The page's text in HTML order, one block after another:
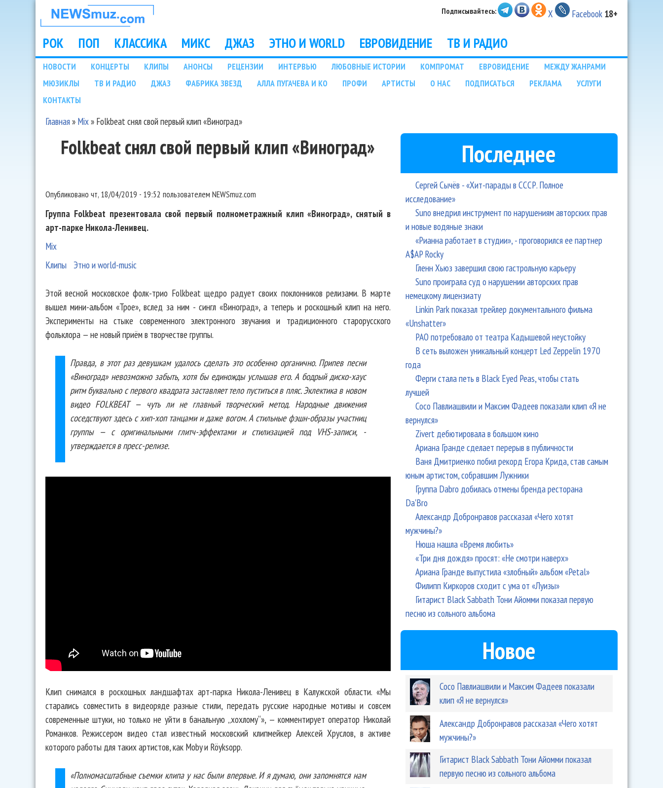
НОВОСТИ
МУЗЫКИ И
ШОУ БИЗНЕСА
NEWSMUZ.COM
Подписывайтесь: X Facebook 18+
Main menu
РОК ПОП КЛАССИКА МИКС ДЖАЗ ЭТНО И WORLD ЕВРОВИДЕНИЕ ТВ И РАДИО
Подразделы
НОВОСТИ КОНЦЕРТЫ КЛИПЫ АНОНСЫ РЕЦЕНЗИИ ИНТЕРВЬЮ ЛЮБОВНЫЕ ИСТОРИИ КОМПРОМАТ ЕВРОВИДЕНИЕ
МЕЖДУ ЖАНРАМИ
МЮЗИКЛЫ
ТВ И РАДИО ДЖАЗ ФАБРИКА ЗВЕЗД АЛЛА ПУГАЧЕВА И КО ПРОФИ АРТИСТЫ О НАС ПОДПИСАТЬСЯ РЕКЛАМА
УСЛУГИ
КОНТАКТЫ
Главная» Mix» Folkbeat снял свой первый клип «Виноград»
Folkbeat снял свой первый клип «Виноград»
Опубликовано чт, 18/04/2019 - 19:52 пользователем NEWSmuz.com
Группа Folkbeat презентовала свой первый полнометражный клип «Виноград», снятый в
арт-парке Никола-Ленивец.
Mix
Клипы Этно и world-music
Этой весной московское фолк-трио Folkbeat щедро радует своих поклонников релизами. В марте
вышел мини-альбом «Трое», вслед за ним - сингл «Виноград», а теперь и роскошный клип на него.
Эксперименты на стыке современного электронного звучания и традиционного старорусского
фольклора — не новый приём в творчестве группы.
Правда, в этот раз девушкам удалось сделать это особенно органично. Припев песни
«Виноград» невозможно забыть, хотя бы единожды услышав его. А бодрый диско-хаус
ритм буквально с первого квадрата заставляет тело пуститься в пляс. Эклектика в новом
видео FOLKBEAT — чуть ли не главный творческий метод. Народные движения
соседствуют здесь с хип-хоп танцами и даже вогом. А стильные фэшн-образы участниц
группы — с оригинальными глитч-эффектами и стилизацией под VHS-записи, -
утверждается в пресс-релизе.
Клип снимался в роскошных ландшафтах арт-парка Никола-Ленивец в Калужской области. «Мы
старались совместить в видеоряде разные стили, передать русские народные мотивы и совсем
современные штуки, но только не уйти в банальную „хохлому“», — комментирует оператор Николай
Романков. Режиссером видео стал известный московский клипмейкер Алексей Хруслов, в активе
которого работы для таких артистов, как Moby и Röyksopp.
«Полномасштабные съемки клипа у нас были впервые. И я думаю, они запомнятся нам
Последнее
Сергей Сычёв - «Хит-парады в СССР. Полное
исследование»
Suno внедрил инструмент по нарушениям авторских прав
и новые водяные знаки
«Рианна работает в студии», - проговорился ее партнер
A$AP Rocky
Гленн Хьюз завершил свою гастрольную карьеру
Suno проиграла суд о нарушении авторских прав
немецкому лицензиату
Linkin Park показал трейлер документального фильма
«Unshatter»
РАО потребовало от театра Кадышевой неустойку
В сеть выложен уникальный концерт Led Zeppelin 1970
года
Ферги стала петь в Black Eyed Peas, чтобы стать
лучшей
Сосо Павлиашвили и Максим Фадеев показали клип «Я не
вернулся»
Zivert дебютировала в большом кино
Ариана Гранде сделает перерыв в публичности
Ваня Дмитриенко побил рекорд Егора Крида, став самым
юным артистом, собравшим Лужники
Группа Dabro добилась отмены бренда ресторана
Da'Bro
Александр Добронравов рассказал «Чего хотят
мужчины?»
Нюша нашла «Время любить»
«Три дня дождя» просят: «Не смотри наверх»
Ариана Гранде выпустила «злобный» альбом «Petal»
Филипп Киркоров сходит с ума от «Луизы»
Гитарист Black Sabbath Тони Айомми показал первую
песню из сольного альбома
Новое
Сосо Павлиашвили и Максим Фадеев показали
клип «Я не вернулся»
Александр Добронравов рассказал «Чего хотят
мужчины?»
Гитарист Black Sabbath Тони Айомми показал
первую песню из сольного альбома